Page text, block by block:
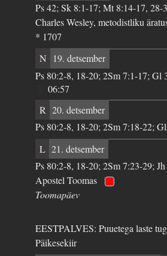
Ps 42; Sk 8:1-17; Mt 8:14-17, 28-
Charles Wesley, metodistliku
* 1707
N
19. detsember
Ps 80:2-8, 18-20; 2Sm 7:1-17; Gl
06:57
R 20. detsember
Ps 80:2-8, 18-20; 2Sm 7:18-22;
L 21. detsember
Ps 80:2-8, 18-20; 2Sm 7:23-29;
Apostel Toomas
Toomapäev
EESTPALVES: Puuetega laste
Päikesekiir